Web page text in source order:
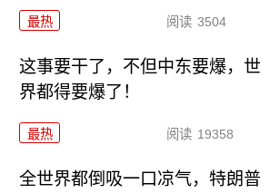
最热 阅读 3504
这事要干了，不但中东要爆，世
界都得要爆了！
最热 阅读 19358
全世界都倒吸一口凉气，特朗普